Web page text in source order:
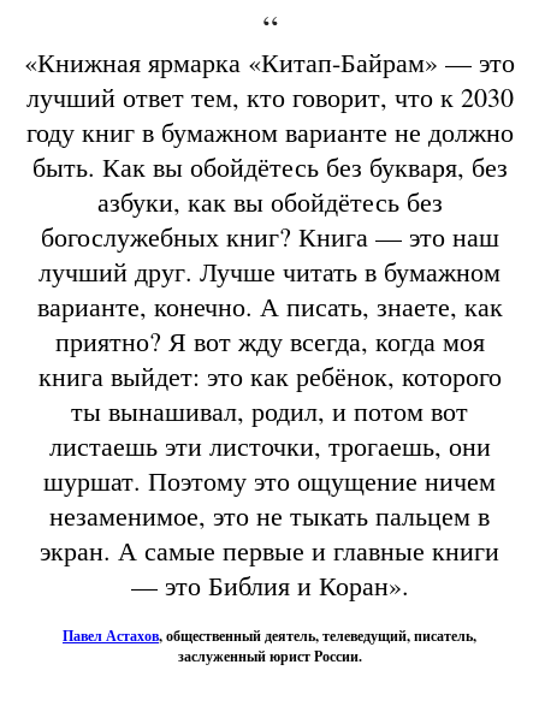
“
«Книжная ярмарка «Китап-Байрам» — это
лучший ответ тем, кто говорит, что к 2030
году книг в бумажном варианте не должно
быть. Как вы обойдётесь без букваря, без
азбуки, как вы обойдётесь без
богослужебных книг? Книга — это наш
лучший друг. Лучше читать в бумажном
варианте, конечно. А писать, знаете, как
приятно? Я вот жду всегда, когда моя
книга выйдет: это как ребёнок, которого
ты вынашивал, родил, и потом вот
листаешь эти листочки, трогаешь, они
шуршат. Поэтому это ощущение ничем
незаменимое, это не тыкать пальцем в
экран. А самые первые и главные книги
— это Библия и Коран».
Павел Астахов, общественный деятель, телеведущий, писатель,
заслуженный юрист России.